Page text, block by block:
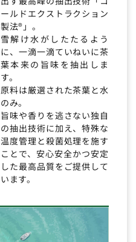
ールドエクストラクション
製法®」。
雪解け水がしたたるよう
に、一滴一滴ていねいに茶
葉本来の旨味を抽出しま
す。
原料は厳選された茶葉と水
のみ。
旨味や香りを逃さない独自
の抽出技術に加え、特殊な
温度管理と殺菌処理を施す
ことで、安心安全かつ安定
した最高品質をご提供して
います。